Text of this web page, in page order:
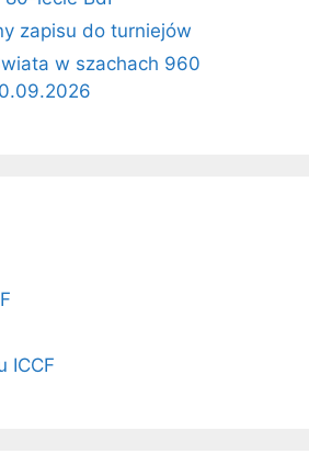
zapisu do turniejów
w szachach 960
ICCF